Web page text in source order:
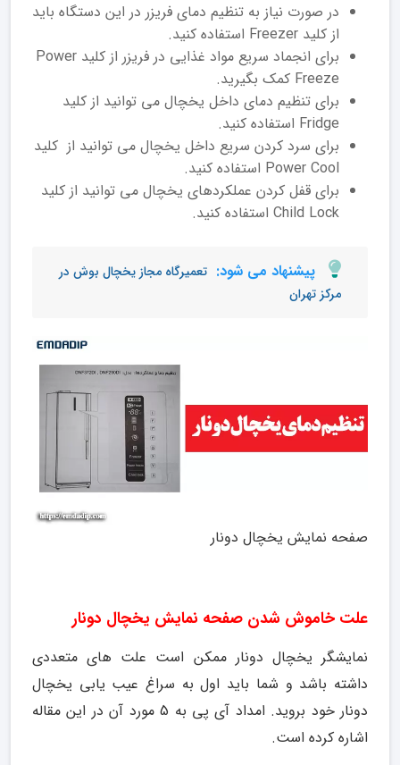
در صورت نیاز به تنظیم دمای فریزر در این دستگاه باید
از کلید Freezer استفاده کنید.
برای انجماد سریع مواد غذایی در فریزر از کلید Power
Freeze کمک بگیرید.
برای تنظیم دمای داخل یخچال می توانید از کلید
Fridge استفاده کنید.
برای سرد کردن سریع داخل یخچال می توانید از کلید
Power Cool استفاده کنید.
برای قفل کردن عملکردهای یخچال می توانید از کلید
Child Lock استفاده کنید.
پیشنهاد می شود: تعمیرگاه مجاز یخچال بوش در
مرکز تهران
صفحه نمایش یخچال دونار
علت خاموش شدن صفحه نمایش یخچال دونار
نمایشگر یخچال دونار ممکن است علت های متعددی
داشته باشد و شما باید اول به سراغ عیب یابی یخچال
دونار خود بروید. امداد آی پی به 5 مورد آن در این مقاله
اشاره کرده است.